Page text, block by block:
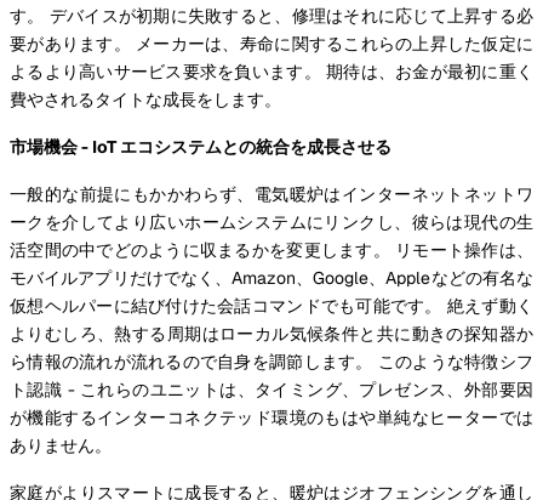
す。 デバイスが初期に失敗すると、修理はそれに応じて上昇する必
要があります。 メーカーは、寿命に関するこれらの上昇した仮定に
よるより高いサービス要求を負います。 期待は、お金が最初に重く
費やされるタイトな成長をします。
市場機会 - IoT エコシステムとの統合を成長させる
一般的な前提にもかかわらず、電気暖炉はインターネットネットワ
ークを介してより広いホームシステムにリンクし、彼らは現代の生
活空間の中でどのように収まるかを変更します。 リモート操作は、
モバイルアプリだけでなく、Amazon、Google、Appleなどの有名な
仮想ヘルパーに結び付けた会話コマンドでも可能です。 絶えず動く
よりむしろ、熱する周期はローカル気候条件と共に動きの探知器か
ら情報の流れが流れるので自身を調節します。 このような特徴シフ
ト認識 - これらのユニットは、タイミング、プレゼンス、外部要因
が機能するインターコネクテッド環境のもはや単純なヒーターでは
ありません。
家庭がよりスマートに成長すると、暖炉はジオフェンシングを通し